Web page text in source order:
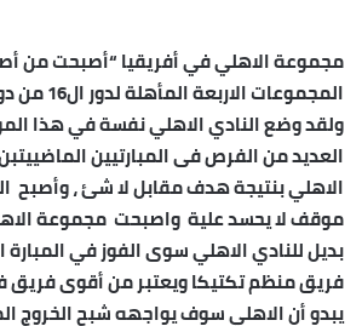
مجموعة الاهلي في أفريقيا “أصبحت من
المجموعات
ولقد وضع النادي الاهلي نفسة في هذا
العديد من الفرص فى المبارتيين
الاهلي بنتيجة هدف مقابل لا شئ ، وأصبح
موقف لا يحسد علية واصبحت مجموعة
بديل للنادي الاهلي سوى الفوز في
فريق منظم تكتيكا ويعتبر من أقوى فريق
يبدو أن الاهلي سوف يواجهه شبح الخروج